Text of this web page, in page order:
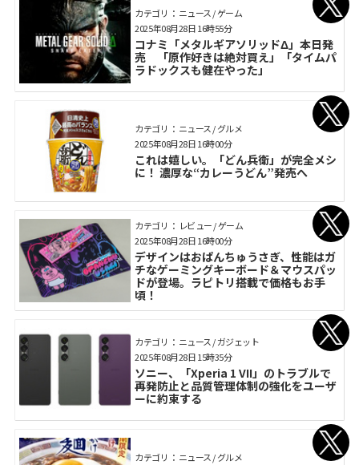
カテゴリ： ニュース / ゲーム
コナミ「メタルギアソリッドΔ」本日発
売 「原作好きは絶対買え」「タイムパ
ラドックスも健在やった」
2025年08月28日 16時55分
カテゴリ： ニュース / グルメ
これは嬉しい。「どん兵衛」が完全メシ
に！ 濃厚な“カレーうどん”発売へ
2025年08月28日 16時00分
カテゴリ： レビュー / ゲーム
デザインはおぱんちゅうさぎ、性能はガ
チなゲーミングキーボード＆マウスパッ
ドが登場。ラピトリ搭載で価格もお手
頃！
2025年08月28日 16時00分
カテゴリ： ニュース / ガジェット
ソニー、「Xperia 1 VII」のトラブルで
再発防止と品質管理体制の強化をユーザ
ーに約束する
2025年08月28日 15時35分
カテゴリ： ニュース / グルメ